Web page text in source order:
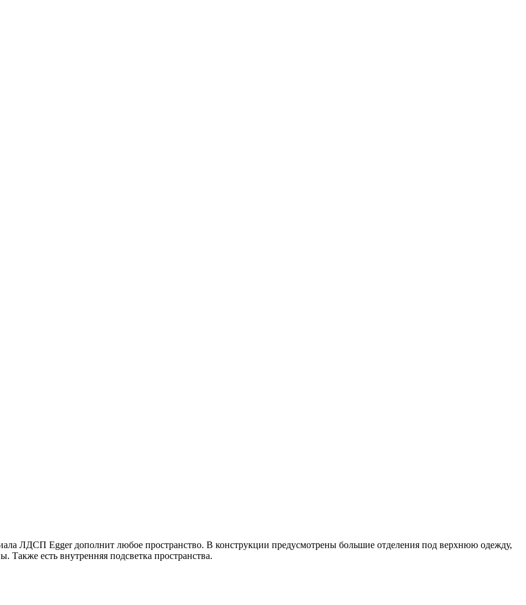
ЛДСП Egger дополнит любое пространство. В конструкции предусмотрены большие отделения под верхнюю одежду,
Также есть внутренняя подсветка пространства.